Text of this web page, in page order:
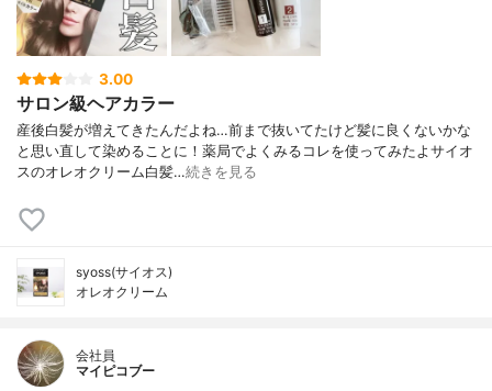
3.00
サロン級ヘアカラー
産後白髪が増えてきたんだよね…前まで抜いてたけど髪に良くないかな
と思い直して染めることに！⁡⁡薬局でよくみるコレを使ってみたよ⁡サイオ
スのオレオクリーム⁡⁡白髪…続きを見る
syoss(サイオス)
オレオクリーム
会社員
マイピコブー